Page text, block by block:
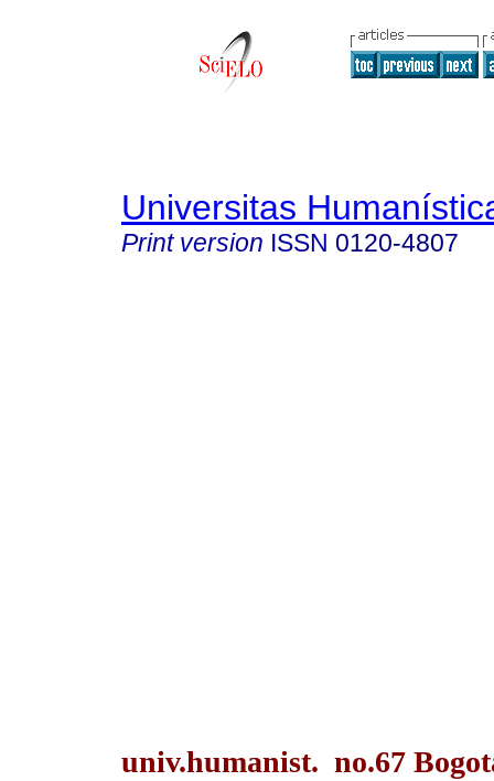
Universitas
Print version ISSN 0120-4807
univ.humanist. no.67